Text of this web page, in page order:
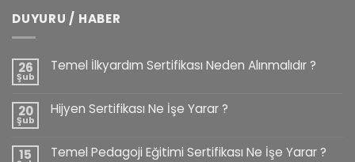
DUYURU / HABER
26
Şub
Temel İlkyardım Sertifikası Neden Alınmalıdır ?
20
Şub
Hijyen Sertifikası Ne İşe Yarar ?
15 Temel Pedagoji Eğitimi Sertifikası Ne İşe Yarar ?